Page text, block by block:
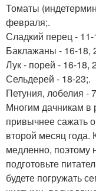
Томаты
февраля;.
Сладкий перец - 11-
Баклажаны - 16-18,
Лук - порей - 16-18,
Сельдерей - 18-23;.
Петуния, лобелия -
Многим дачникам в
привычнее сажать
второй месяц года.
медленно, поэтому
подготовьте
будете погружать